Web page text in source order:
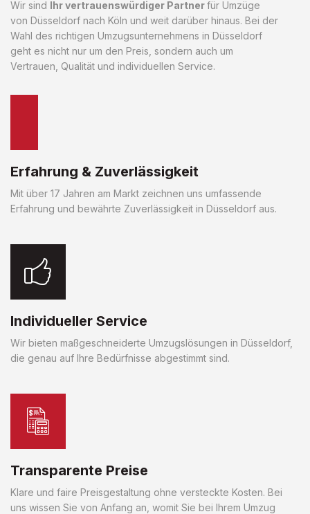
Wir sind Ihr vertrauenswürdiger Partnerfür Umzüge
von Düsseldorf nach Köln und weit darüber hinaus. Bei der
Wahl des richtigen Umzugsunternehmens in Düsseldorf
geht es nicht nur um den Preis, sondern auch um
Vertrauen, Qualität und individuellen Service.
Erfahrung & Zuverlässigkeit
Mit über 17 Jahren am Markt zeichnen uns umfassende
Erfahrung und bewährte Zuverlässigkeit in Düsseldorf aus.
Individueller Service
Wir bieten maßgeschneiderte Umzugslösungen in Düsseldorf,
die genau auf Ihre Bedürfnisse abgestimmt sind.
Transparente Preise
Klare und faire Preisgestaltung ohne versteckte Kosten. Bei
uns wissen Sie von Anfang an, womit Sie bei Ihrem Umzug